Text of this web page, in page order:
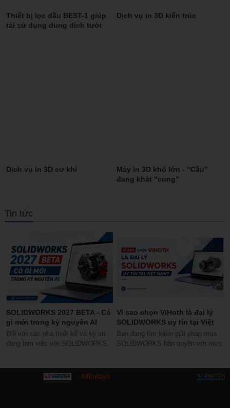
Thiết bị lọc dầu BEST-1 giúp
tái sử dụng dung dịch tưới
Dịch vụ in 3D kiến trúc
Dịch vụ in 3D cơ khí
Máy in 3D khổ lớn - “Cầu”
đang khát “cung”
Tin tức
SOLIDWORKS 2027 BETA - Có
gì mới trong kỷ nguyên AI
Đối với các nhà thiết kế và kỹ sư
đang làm việc với SOLIDWORKS,
Vì sao chọn ViHoth là đại lý
SOLIDWORKS uy tín tại Việt
Nam?
Bạn đang tìm kiếm giải pháp mua
SOLIDWORKS bản quyền với mức